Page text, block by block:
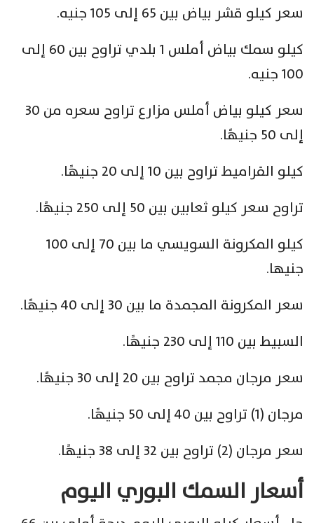
سعر كيلو قشر بياض بين 65 إلى 105 جنيه.
كيلو سمك بياض أملس 1 بلدي تراوح بين 60 إلى
100 جنيه.
سعر كيلو بياض أملس مزارع تراوح سعره من 30
إلى 50 جنيهًا.
كيلو القراميط تراوح بين 10 إلى 20 جنيهًا.
تراوح سعر كيلو ثعابين بين 50 إلى 250 جنيهًا.
كيلو المكرونة السويسي ما بين 70 إلى 100
جنيها.
سعر المكرونة المجمدة ما بين 30 إلى 40 جنيهًا.
السبيط بين 110 إلى 230 جنيهًا.
سعر مرجان مجمد تراوح بين 20 إلى 30 جنيهًا.
مرجان (1) تراوح بين 40 إلى 50 جنيهًا.
سعر مرجان (2) تراوح بين 32 إلى 38 جنيهًا.
أسعار السمك البوري اليوم